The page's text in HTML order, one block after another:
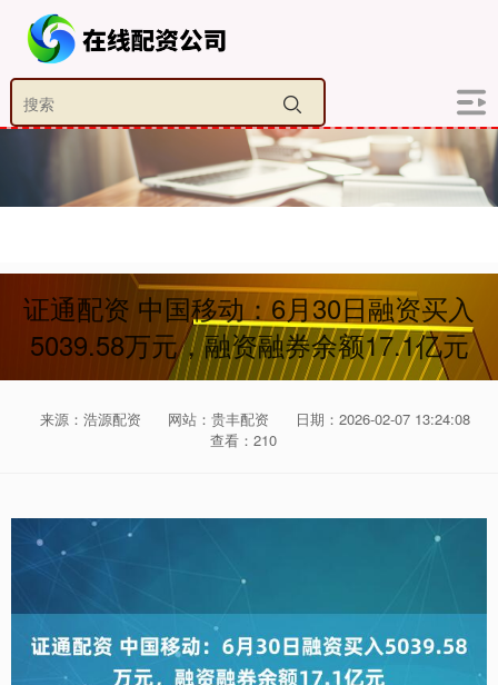
证通配资 中国移动：6月30日融资买入
5039.58万元，融资融券余额17.1亿元
来源：浩源配资 网站：贵丰配资
日期：2026-02-07 13:24:08
查看：210